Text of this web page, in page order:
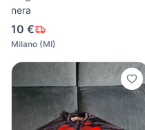
nera
10 €
Milano (MI)